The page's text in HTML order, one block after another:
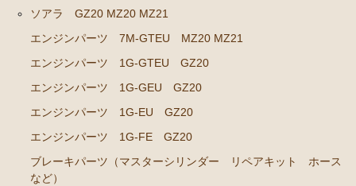
ーズシリンダー オーバーホールキット など）
ーゲージなど）
ブレーキパーツ（マスターシリンダー リペアキッ
ト ホース など）
ソアラ GZ20 MZ20 MZ21
エンジンパーツ 7M-GTEU MZ20 MZ21
エンジンパーツ 1G-GTEU GZ20
エンジンパーツ 1G-GEU GZ20
エンジンパーツ 1G-EU GZ20
エンジンパーツ 1G-FE GZ20
ブレーキパーツ（マスターシリンダー リペアキット ホース
など）